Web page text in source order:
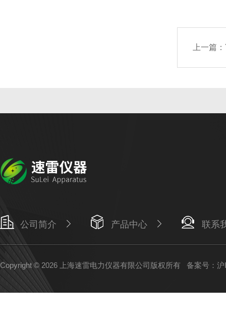
上一篇：
公司简介 产品中心 联系
Copyright © 2026 上海速雷电力仪器有限公司版权所有 备案号：